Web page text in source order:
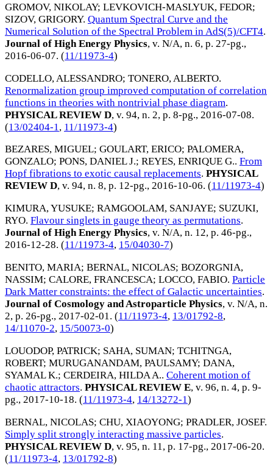
GROMOV, NIKOLAY; LEVKOVICH-MASLYUK, FEDOR;
SIZOV, GRIGORY. Quantum Spectral Curve and the
Numerical Solution of the Spectral Problem in AdS(5)/CFT4.
Journal of High Energy Physics, v. N/A, n. 6, p. 27-pg.,
2016-06-07. (11/11973-4)
CODELLO, ALESSANDRO; TONERO, ALBERTO.
Renormalization group improved computation of correlation
functions in theories with nontrivial phase diagram.
PHYSICAL REVIEW D, v. 94, n. 2, p. 8-pg., 2016-07-08.
(13/02404-1 , 11/11973-4)
BEZARES, MIGUEL; GOULART, ERICO; PALOMERA,
GONZALO; PONS, DANIEL J.; REYES, ENRIQUE G.. From
Hopf fibrations to exotic causal replacements. PHYSICAL
REVIEW D, v. 94, n. 8, p. 12-pg., 2016-10-06. (11/11973-4)
KIMURA, YUSUKE; RAMGOOLAM, SANJAYE; SUZUKI,
RYO. Flavour singlets in gauge theory as permutations.
Journal of High Energy Physics, v. N/A, n. 12, p. 46-pg.,
2016-12-28. (11/11973-4, 15/04030-7)
BENITO, MARIA; BERNAL, NICOLAS; BOZORGNIA,
NASSIM; CALORE, FRANCESCA; LOCCO, FABIO. Particle
Dark Matter constraints: the effect of Galactic uncertainties.
Journal of Cosmology and Astroparticle Physics, v. N/A, n.
2, p. 26-pg., 2017-02-01. (11/11973-4, 13/01792-8,
14/11070-2, 15/50073-0)
LOUODOP, PATRICK; SAHA, SUMAN; TCHITNGA,
ROBERT; MURUGANANDAM, PAULSAMY; DANA,
SYAMAL K.; CERDEIRA, HILDA A.. Coherent motion of
chaotic attractors. PHYSICAL REVIEW E, v. 96, n. 4, p. 9-
pg., 2017-10-18. (11/11973-4, 14/13272-1)
BERNAL, NICOLAS; CHU, XIAOYONG; PRADLER, JOSEF.
Simply split strongly interacting massive particles.
PHYSICAL REVIEW D, v. 95, n. 11, p. 17-pg., 2017-06-20.
(11/11973-4, 13/01792-8)